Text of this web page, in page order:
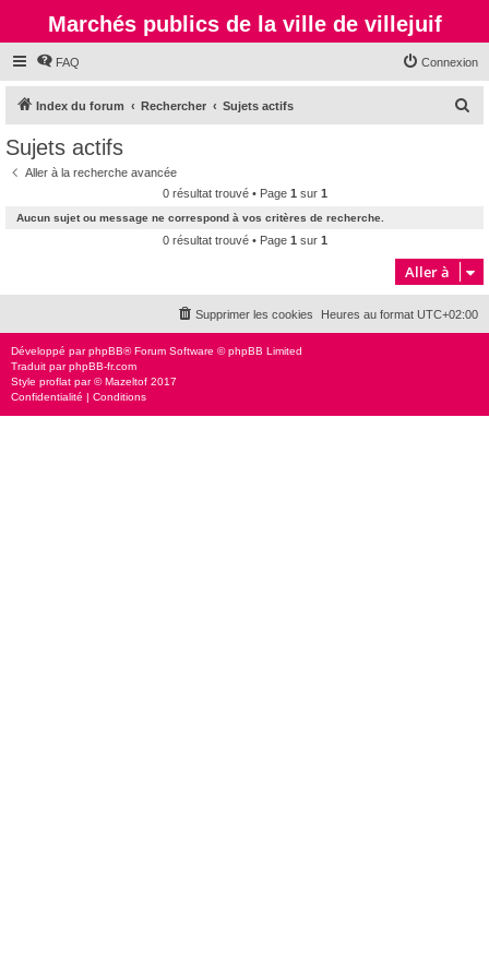
Marchés publics de la ville de villejuif
FAQ Connexion
Index du forum Rechercher Sujets actifs
c
h
e
Sujets actifs
Aller à la recherche avancée
0 résultat trouvé • Page 1 sur 1
Aucun sujet ou message ne correspond à vos critères de recherche.
0 résultat trouvé • Page 1 sur 1
Aller à
Heures au format UTC+02:00
Supprimer les cookies
Développé parphpBB® Forum Software © phpBB Limited
Traduit parphpBB-fr.com
Style proflat par ©Mazeltof 2017
Confidentialité | Conditions